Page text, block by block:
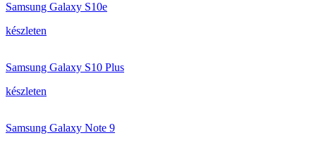
Samsung Galaxy S10e
készleten
Samsung Galaxy S10 Plus
készleten
Samsung Galaxy Note 9